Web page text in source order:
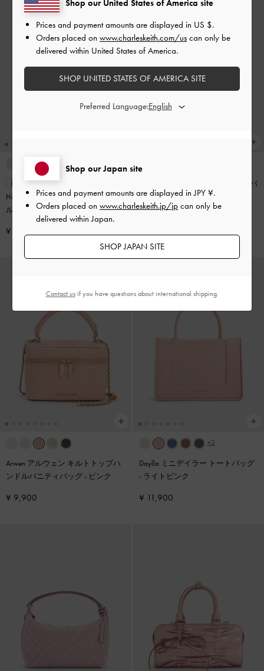
再入荷
Hazel ヘーゼル ボウトップハンド
ルバッグ-ソフトピンク
¥ 10,900
Kerry ミニケリー ボクシートートバ
ッグ-ピンク
Arwen アルウェン キルトトップハ
ンドルバニティバッグ- ピンク
¥ 9,900
+2
Daylla ミニデイラー トートバッグ
- ライトピンク
¥ 11,900
Shop our Japan site
Prices and payment amounts are displayed inJPY ¥.
Orders placed on www.charleskeith.jp/jp can only be
delivered within Japan.
SHOP JAPAN SITE
Shop our United States of America site
Prices and payment amounts are displayed in US $.
Orders placed on www.charleskeith.com/us can only be
delivered within United States of America.
SHOP UNITED STATES OF AMERICA SITE
Preferred Language:
Contact usif you have questions about international shipping.